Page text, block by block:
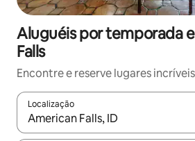
Aluguéis por temporada
Falls
Encontre e reserve lugares
Localização
Quando os resultados estiverem